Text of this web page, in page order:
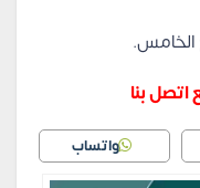
الخامس.
بنا
واتساب